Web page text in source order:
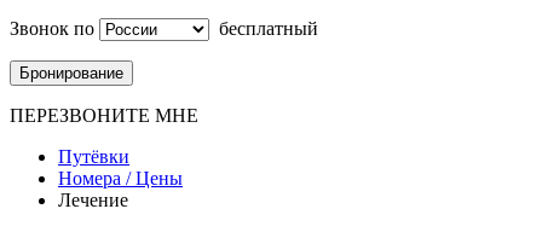
Звонок по
бесплатный
Бронирование
ПЕРЕЗВОНИТЕ МНЕ
Путёвки
Номера / Цены
Лечение